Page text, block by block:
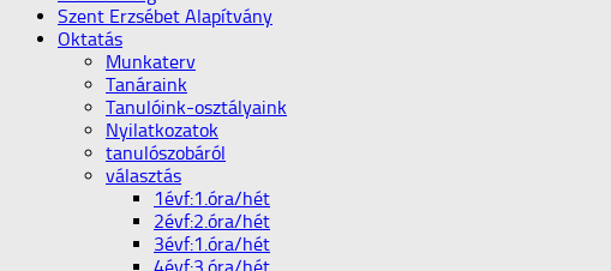
Szent Erzsébet Alapítvány
Oktatás
Munkaterv
Tanáraink
Tanulóink-osztályaink
Nyilatkozatok
tanulószobáról
választás
1évf:1.óra/hét
2évf:2.óra/hét
3évf:1.óra/hét